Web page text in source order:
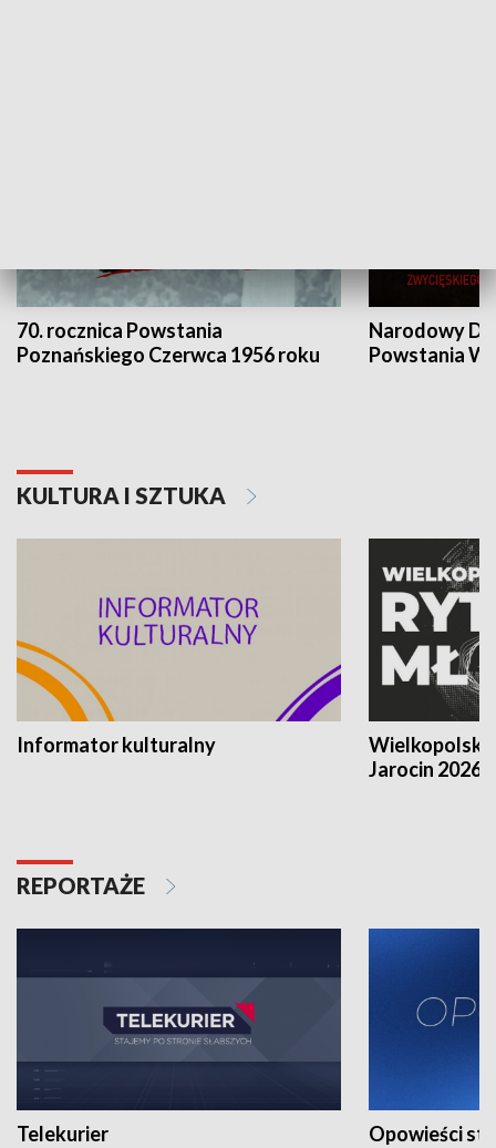
70. rocznica Powstania
Poznańskiego Czerwca 1956 roku
Narodowy
Powstania
KULTURA I SZTUKA
Informator kulturalny
Jarocin 2026
REPORTAŻE
Telekurier Opowieści